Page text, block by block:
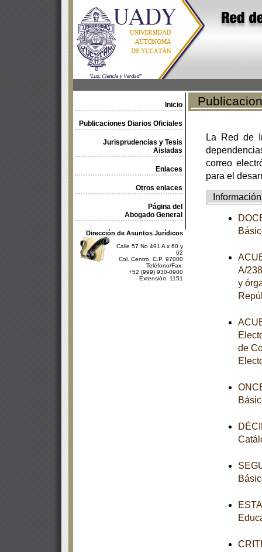
Inicio
Publicaciones Diarios Oficiales
Jurisprudencias y Tesis
Aisladas
Enlaces
Otros enlaces
Página del
Abogado General
Dirección de Asuntos Jurídicos
Calle 57 No 491 A x 60 y
62
Col. Centro, C.P. 97000
Teléfono/Fax:
+52 (999) 930-0900
Extensión: 1151
La Red de
correo
para el
Información
A/
y
de